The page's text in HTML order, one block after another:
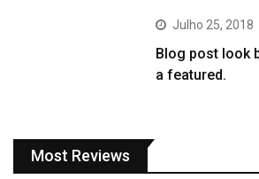
Julho 25, 2018
Blog post look
a featured.
Most Reviews